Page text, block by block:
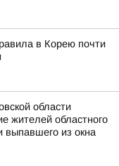
в Корею почти
области
жителей областного
выпавшего из окна